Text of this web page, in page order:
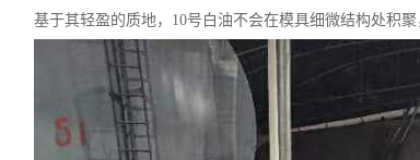
基于其轻盈的质地，10号白油不会在模具细微结构处积聚